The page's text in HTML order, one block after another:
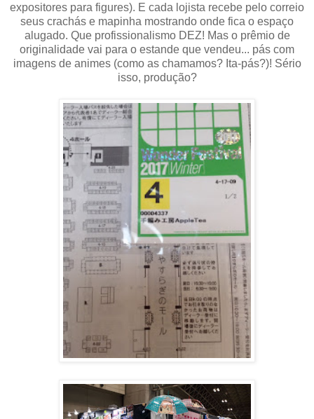
expositores para figures). E cada lojista recebe pelo correio
seus crachás e mapinha mostrando onde fica o espaço
alugado. Que profissionalismo DEZ! Mas o prêmio de
originalidade vai para o estande que vendeu... pás com
imagens de animes (como as chamamos? Ita-pás?)! Sério
isso, produção?